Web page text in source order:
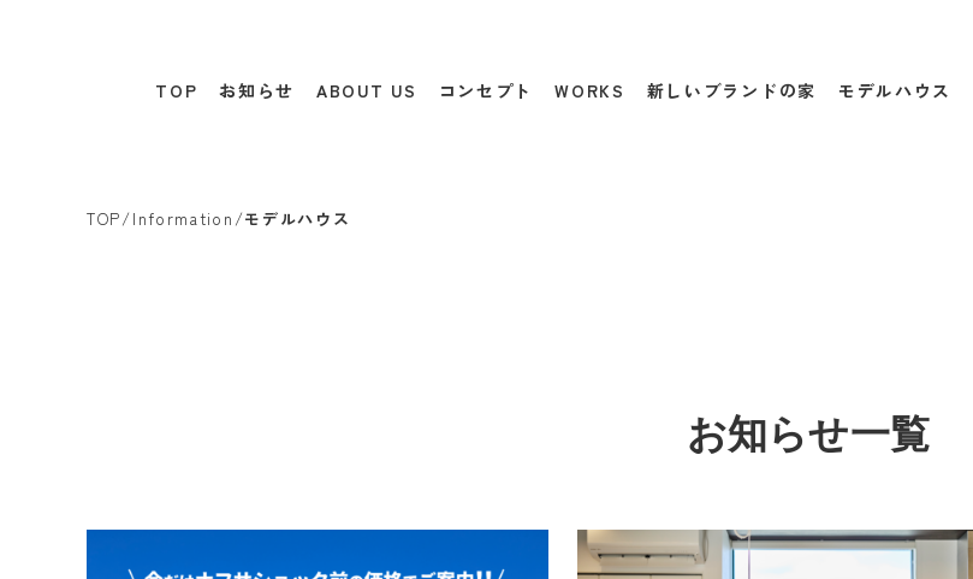
TOP お知らせ ABOUT US コンセプト WORKS 新しいブランドの家 モデルハウス
TOP/Information /モデルハウス
お知らせ一覧